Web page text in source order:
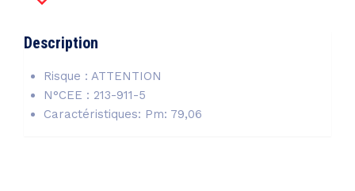
Description
Risque : ATTENTION
N°CEE : 213-911-5
Caractéristiques: Pm: 79,06